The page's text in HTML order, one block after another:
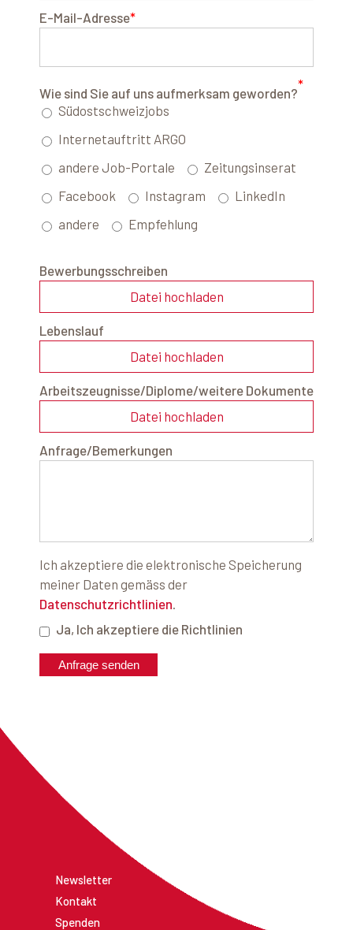
E-Mail-Adresse*
Wie sind Sie auf uns aufmerksam geworden?
*
Südostschweizjobs
Internetauftritt ARGO
andere Job-Portale
Zeitungsinserat
Facebook
Instagram
LinkedIn
andere
Empfehlung
Bewerbungsschreiben
Datei hochladen
Lebenslauf
Datei hochladen
Arbeitszeugnisse/Diplome/weitere Dokumente
Datei hochladen
Anfrage/Bemerkungen
Ich akzeptiere die elektronische Speicherung
meiner Daten gemäss der
Datenschutzrichtlinien.
Ja, Ich akzeptiere die Richtlinien
Anfrage senden
Newsletter
Kontakt
Spenden